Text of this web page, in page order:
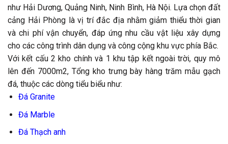
như Hải Dương, Quảng Ninh, Ninh Bình, Hà Nội. Lựa chọn đất
cảng Hải Phòng là vị trí đắc địa nhằm giảm thiểu thời gian
và chi phí vận chuyển, đáp ứng nhu cầu vật liệu xây dựng
cho các công trình dân dụng và công cộng khu vực phía Bắc.
Với kết cấu 2 kho chính và 1 khu tập kết ngoài trời, quy mô
lên đến 7000m2, Tổng kho trưng bày hàng trăm mẫu gạch
đá, thuộc các dòng tiểu biểu như:
Đá Granite
Đá Marble
Đá Thạch anh